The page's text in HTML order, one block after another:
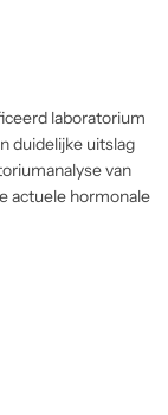
laboratorium
duidelijke uitslag
van
actuele hormonale